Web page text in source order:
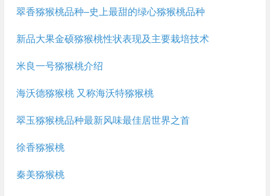
翠香猕猴桃品种–史上最甜的绿心猕猴桃品种
新品大果金硕猕猴桃性状表现及主要栽培技术
米良一号猕猴桃介绍
海沃德猕猴桃 又称海沃特猕猴桃
翠玉猕猴桃品种最新风味最佳居世界之首
徐香猕猴桃
秦美猕猴桃